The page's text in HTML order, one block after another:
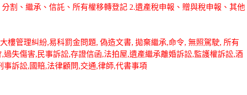
割、繼承、信託、所有權移轉登記 2.遺產稅申報、贈與稅申報、其他
樓管理糾紛,易科罰金問題, 偽造文書, 拋棄繼承,命令, 無照駕駛, 所有
失傷害,民事訴訟,存證信函,法拍屋,遺產繼承離婚訴訟,監護權訴訟,酒
訴訟,國賠,法律顧問,交通,律師,代書事項